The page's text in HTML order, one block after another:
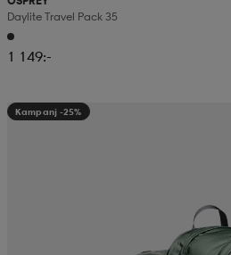
Daylite Travel Pack 35
1 149:-
Kampanj -25%